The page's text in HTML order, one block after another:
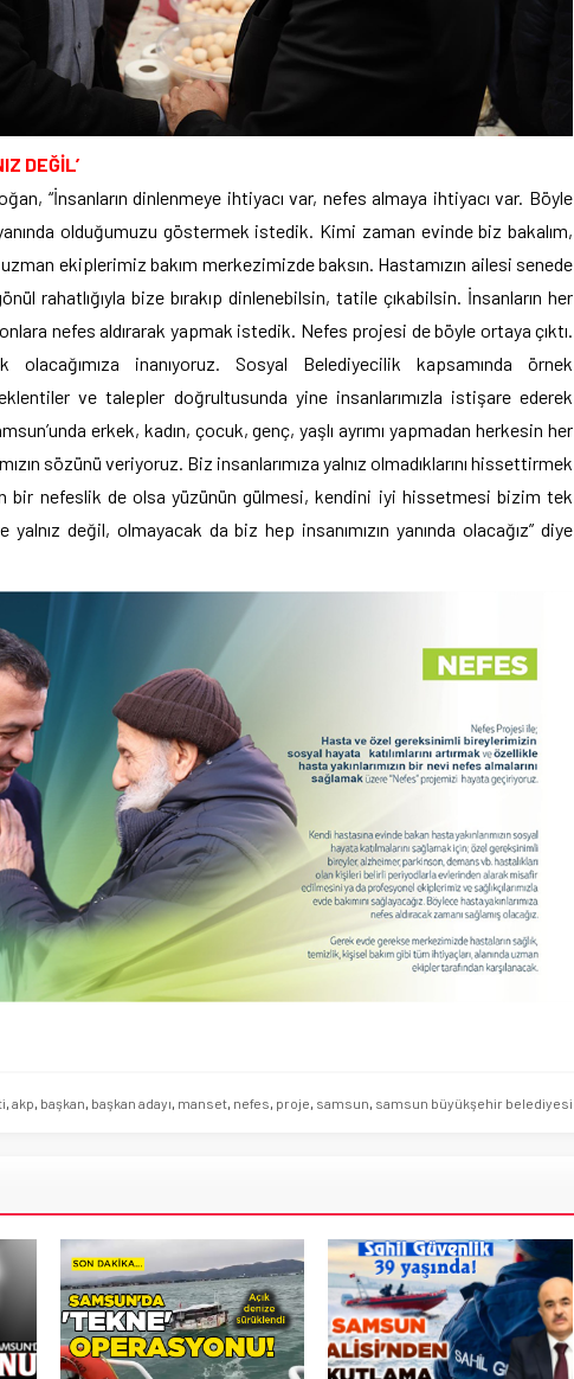
DEĞİL’
“İnsanların dinlenmeye ihtiyacı var, nefes almaya ihtiyacı var. Böyle
olduğumuzu göstermek istedik. Kimi zaman evinde biz bakalım,
ekiplerimiz bakım merkezimizde baksın. Hastamızın ailesi senede
rahatlığıyla bize bırakıp dinlenebilsin, tatile çıkabilsin. İnsanların her
onlara nefes aldırarak yapmak istedik. Nefes projesi de böyle ortaya çıktı.
inanıyoruz. Sosyal Belediyecilik kapsamında örnek
ve talepler doğrultusunda yine insanlarımızla istişare ederek
erkek, kadın, çocuk, genç, yaşlı ayrımı yapmadan herkesin her
sözünü veriyoruz. Biz insanlarımıza yalnız olmadıklarını hissettirmek
bir nefeslik de olsa yüzünün gülmesi, kendini iyi hissetmesi bizim tek
yalnız değil, olmayacak da biz hep insanımızın yanında olacağız” diye
akp başkan başkan adayı manset nefes proje samsun samsun büyükşehir belediyesi